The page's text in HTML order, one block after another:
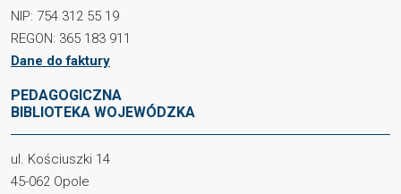
NIP: 754 312 55 19
REGON: 365 183 911
Dane do faktury
PEDAGOGICZNA
BIBLIOTEKA WOJEWÓDZKA
ul. Kościuszki 14
45-062 Opole